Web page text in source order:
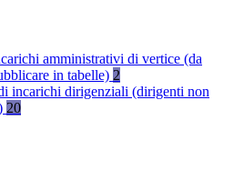
amministrativi di vertice (da
in tabelle) 2
incarichi dirigenziali (dirigenti non
20